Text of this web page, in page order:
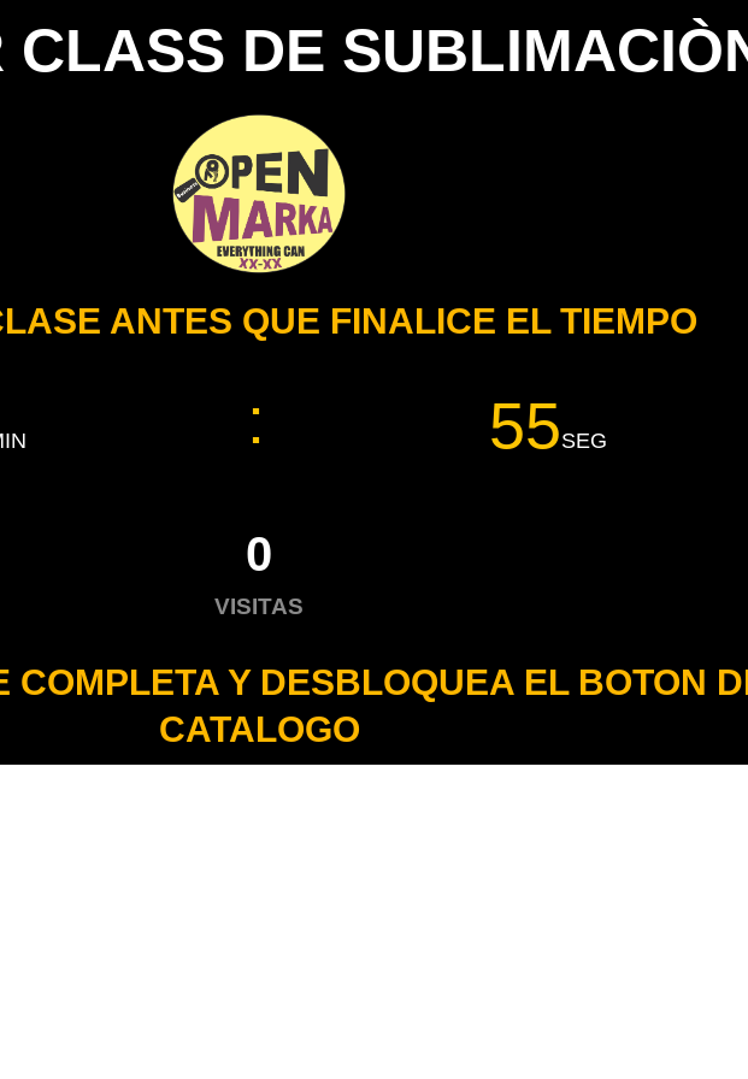
CLASS DE
ANTES QUE FINALICE EL TIEMPO
55SEG
VISITAS
0
COMPLETA Y DESBLOQUEA EL BOTON
CATALOGO